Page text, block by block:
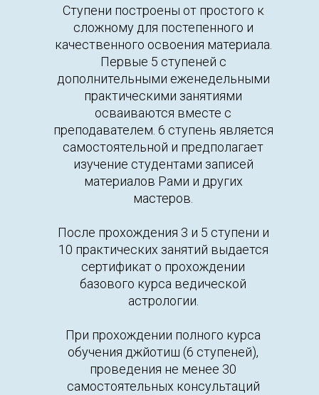
Ступени построены от простого к
сложному для постепенного и
качественного освоения материала.
Первые 5 ступеней с
дополнительными еженедельными
практическими занятиями
осваиваются вместе с
преподавателем. 6 ступень является
самостоятельной и предполагает
изучение студентами записей
материалов Рами и других
мастеров.
После прохождения 3 и 5 ступени и
10 практических занятий выдается
сертификат о прохождении
базового курса ведической
астрологии.
При прохождении полного курса
обучения джйотиш (6 ступеней),
проведения не менее 30
самостоятельных консультаций